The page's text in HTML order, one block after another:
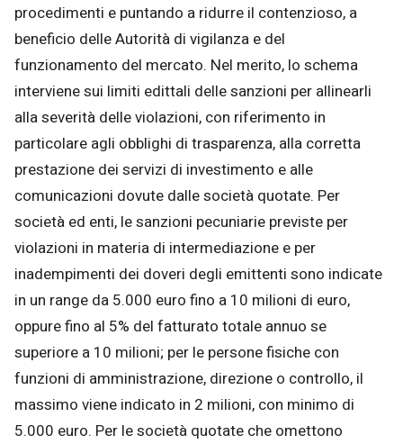
procedimenti e puntando a ridurre il contenzioso, a
beneficio delle Autorità di vigilanza e del
funzionamento del mercato. Nel merito, lo schema
interviene sui limiti edittali delle sanzioni per allinearli
alla severità delle violazioni, con riferimento in
particolare agli obblighi di trasparenza, alla corretta
prestazione dei servizi di investimento e alle
comunicazioni dovute dalle società quotate. Per
società ed enti, le sanzioni pecuniarie previste per
violazioni in materia di intermediazione e per
inadempimenti dei doveri degli emittenti sono indicate
in un range da 5.000 euro fino a 10 milioni di euro,
oppure fino al 5% del fatturato totale annuo se
superiore a 10 milioni; per le persone fisiche con
funzioni di amministrazione, direzione o controllo, il
massimo viene indicato in 2 milioni, con minimo di
5.000 euro. Per le società quotate che omettono